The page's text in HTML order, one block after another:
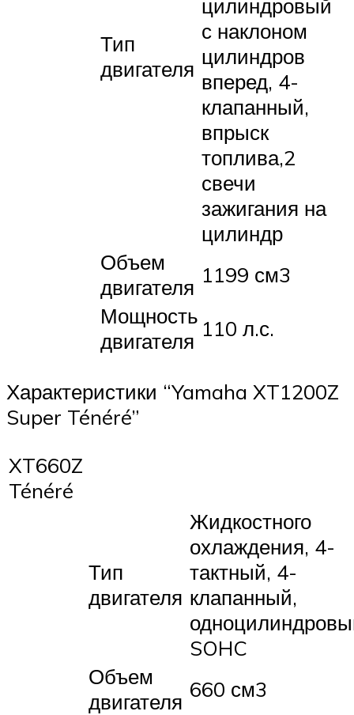
Тип
двигателя
цилиндровый
с наклоном
цилиндров
вперед, 4-
клапанный,
впрыск
топлива,2
свечи
зажигания на
цилиндр
Объем
двигателя 1199 см3
Мощность
двигателя 110 л.с.
Характеристики “Yamaha XT1200Z
Super Ténéré”
XT660Z
Ténéré
Тип
двигателя
Жидкостного
охлаждения, 4-
тактный, 4-
клапанный,
SOHC
Объем
двигателя 660 см3